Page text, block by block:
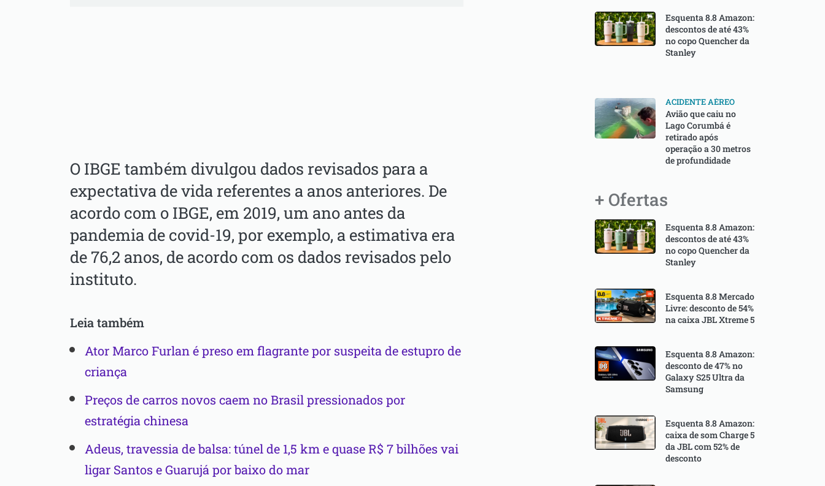
O IBGE também divulgou dados revisados para a
expectativa de vida referentes a anos anteriores. De
acordo com o IBGE, em 2019, um ano antes da
pandemia de covid-19, por exemplo, a estimativa era
de 76,2 anos, de acordo com os dados revisados pelo
instituto.
Leia também
Ator Marco Furlan é preso em flagrante por suspeita de estupro de
criança
Preços de carros novos caem no Brasil pressionados por
estratégia chinesa
Adeus, travessia de balsa: túnel de 1,5 km e quase R$ 7 bilhões vai
ligar Santos e Guarujá por baixo do mar
Esquenta 8.8 Amazon:
descontos de até 43%
no copo Quencher da
Stanley
ACIDENTE AÉREO
Avião que caiu no
Lago Corumbá é
retirado após
operação a 30 metros
de profundidade
+ Ofertas
Esquenta 8.8 Amazon:
descontos de até 43%
no copo Quencher da
Stanley
Esquenta 8.8 Mercado
Livre: desconto de 54%
na caixa JBL Xtreme 5
Esquenta 8.8 Amazon:
desconto de 47% no
Galaxy S25 Ultra da
Samsung
Esquenta 8.8 Amazon:
caixa de som Charge 5
da JBL com 52% de
desconto